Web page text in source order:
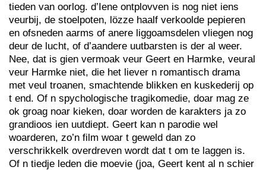
tieden van oorlog. d’Iene ontplovven is nog niet iens
veurbij, de stoelpoten, lözze haalf verkoolde pepieren
en ofsneden aarms of anere liggoamsdelen vliegen nog
deur de lucht, of d’aandere uutbarsten is der al weer.
Nee, dat is gien vermoak veur Geert en Harmke, veural
veur Harmke niet, die het liever n romantisch drama
met veul troanen, smachtende blikken en kuskederij op
t end. Of n spychologische tragikomedie, doar mag ze
ok groag noar kieken, doar worden de karakters ja zo
grandioos ien uutdiept. Geert kan n parodie wel
woarderen, zo’n film woar t geweld dan zo
verschrikkelk overdreven wordt dat t om te laggen is.
Of n tiedje leden die moevie (joa, Geert kent al n schier